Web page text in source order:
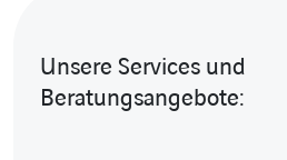
Unsere Services und
Beratungsangebote: